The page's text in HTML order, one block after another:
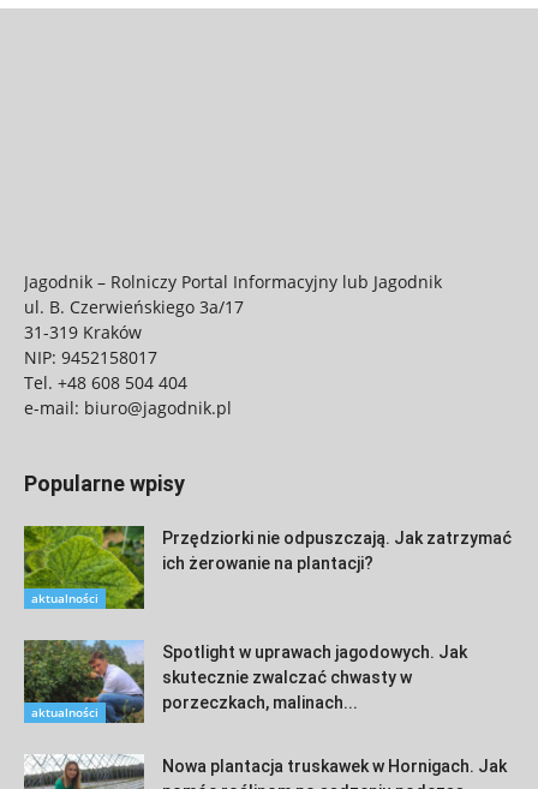
Jagodnik – Rolniczy Portal Informacyjny lub Jagodnik
ul. B. Czerwieńskiego 3a/17
31-319 Kraków
NIP: 9452158017
Tel. +48 608 504 404
e-mail: biuro@jagodnik.pl
Popularne wpisy
aktualności
Przędziorki nie odpuszczają. Jak zatrzymać
ich żerowanie na plantacji?
aktualności
Spotlight w uprawach jagodowych. Jak
skutecznie zwalczać chwasty w
porzeczkach, malinach...
Nowa plantacja truskawek w Hornigach. Jak